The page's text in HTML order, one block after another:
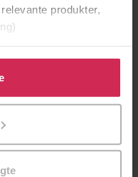
produkter,
ditt samtykke til å
Du kan også
formål ved å klikke
Jørn Lier Horst